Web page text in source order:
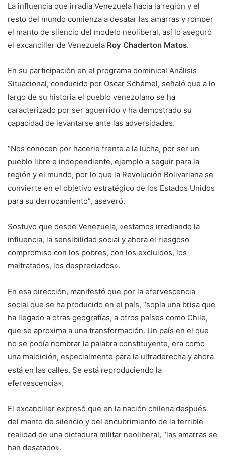
La influencia que irradia Venezuela hacia la región y el
resto del mundo comienza a desatar las amarras y romper
el manto de silencio del modelo neoliberal, así lo aseguró
el excanciller de Venezuela Roy Chaderton Matos.
En su participación en el programa dominical Análisis
Situacional, conducido por Oscar Schémel, señaló que a lo
largo de su historia el pueblo venezolano se ha
caracterizado por ser aguerrido y ha demostrado su
capacidad de levantarse ante las adversidades.
“Nos conocen por hacerle frente a la lucha, por ser un
pueblo libre e independiente, ejemplo a seguir para la
región y el mundo, por lo que la Revolución Bolivariana se
convierte en el objetivo estratégico de los Estados Unidos
para su derrocamiento”, aseveró.
Sostuvo que desde Venezuela, «estamos irradiando la
influencia, la sensibilidad social y ahora el riesgoso
compromiso con los pobres, con los excluidos, los
maltratados, los despreciados».
En esa dirección, manifestó que por la efervescencia
social que se ha producido en el país, “sopla una brisa que
ha llegado a otras geografías, a otros países como Chile,
que se aproxima a una transformación. Un país en el que
no se podía nombrar la palabra constituyente, era como
una maldición, especialmente para la ultraderecha y ahora
está en las calles. Se está reproduciendo la
efervescencia».
El excanciller expresó que en la nación chilena después
del manto de silencio y del encubrimiento de la terrible
realidad de una dictadura militar neoliberal, “las amarras se
han desatado».